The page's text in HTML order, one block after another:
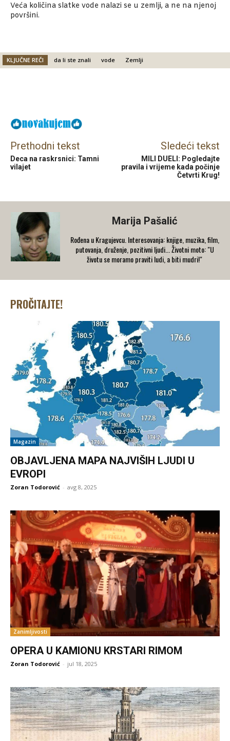
Veća količina slatke vode nalazi se u zemlji, a ne na njenoj
površini.
KLJUČNE REČI da li ste znali vode Zemlji
Prethodni tekst
Deca na raskrsnici: Tamni
vilajet
Sledeći tekst
MILI DUELI: Pogledajte
pravila i vrijeme kada počinje
Četvrti Krug!
Marija Pašalić
​Rođena u Kragujevcu. Interesovanja: knjige, muzika, film,
putovanja, druženje, pozitivni ljudi... Životni moto: "U
životu se moramo praviti ludi, a biti mudri!"
PROČITAJTE!
Magazin
OBJAVLJENA MAPA NAJVIŠIH LJUDI U
EVROPI
Zoran Todorović - avg 8, 2025
Zanimljivosti
OPERA U KAMIONU KRSTARI RIMOM
Zoran Todorović - jul 18, 2025